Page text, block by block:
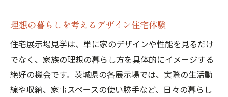
理想の暮らしを考えるデザイン住宅体験
住宅展示場見学は、単に家のデザインや性能を見るだけ
でなく、家族の理想の暮らし方を具体的にイメージする
絶好の機会です。茨城県の各展示場では、実際の生活動
線や収納、家事スペースの使い勝手など、日々の暮らし